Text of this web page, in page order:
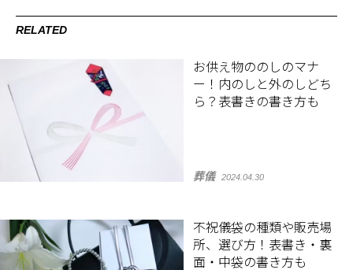
RELATED
お供え物ののしのマナ
ー！内のしと外のしどち
ら？表書きの書き方も
葬儀 2024.04.30
不祝儀袋の種類や販売場
所、選び方！表書き・裏
面・中袋の書き方も